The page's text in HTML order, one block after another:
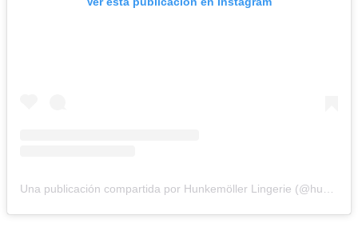
Una publicación compartida por Hunkemöller Lingerie (@hunkemoller)